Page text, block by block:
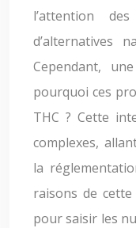
l’attention
d’alternatives
Cependant,
pourquoi ces
THC ? Cette
complexes,
la
raisons de
pour saisir les